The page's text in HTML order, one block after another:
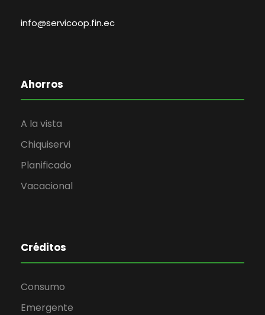
info@servicoop.fin.ec
Ahorros
A la vista
Chiquiservi
Planificado
Vacacional
Créditos
Consumo
Emergente